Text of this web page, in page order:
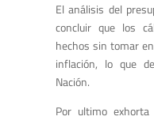
El análisis del
concluir que los
hechos sin tomar
inflación, lo que
Nación.
Por ultimo